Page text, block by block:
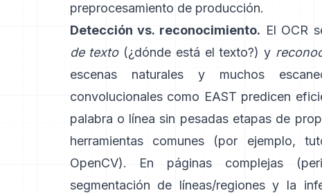
preprocesamiento de producción.
Detección vs. reconocimiento. El OCR
de texto(¿dónde está el texto?) y
escenas naturales y muchos
convolucionales como EAST predicen
palabra o línea sin pesadas etapas de
herramientas comunes (por ejemplo,
OpenCV). En páginas complejas
segmentación de líneas/regiones y la